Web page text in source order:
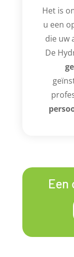
Het is
u een
die uw
De
Een